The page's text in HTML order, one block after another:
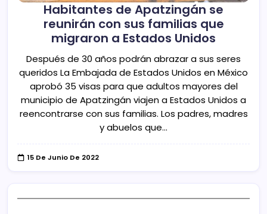
Habitantes de Apatzingán se
reunirán con sus familias que
migraron a Estados Unidos
Después de 30 años podrán abrazar a sus seres
queridos La Embajada de Estados Unidos en México
aprobó 35 visas para que adultos mayores del
municipio de Apatzingán viajen a Estados Unidos a
reencontrarse con sus familias. Los padres, madres
y abuelos que…
15 De Junio De 2022